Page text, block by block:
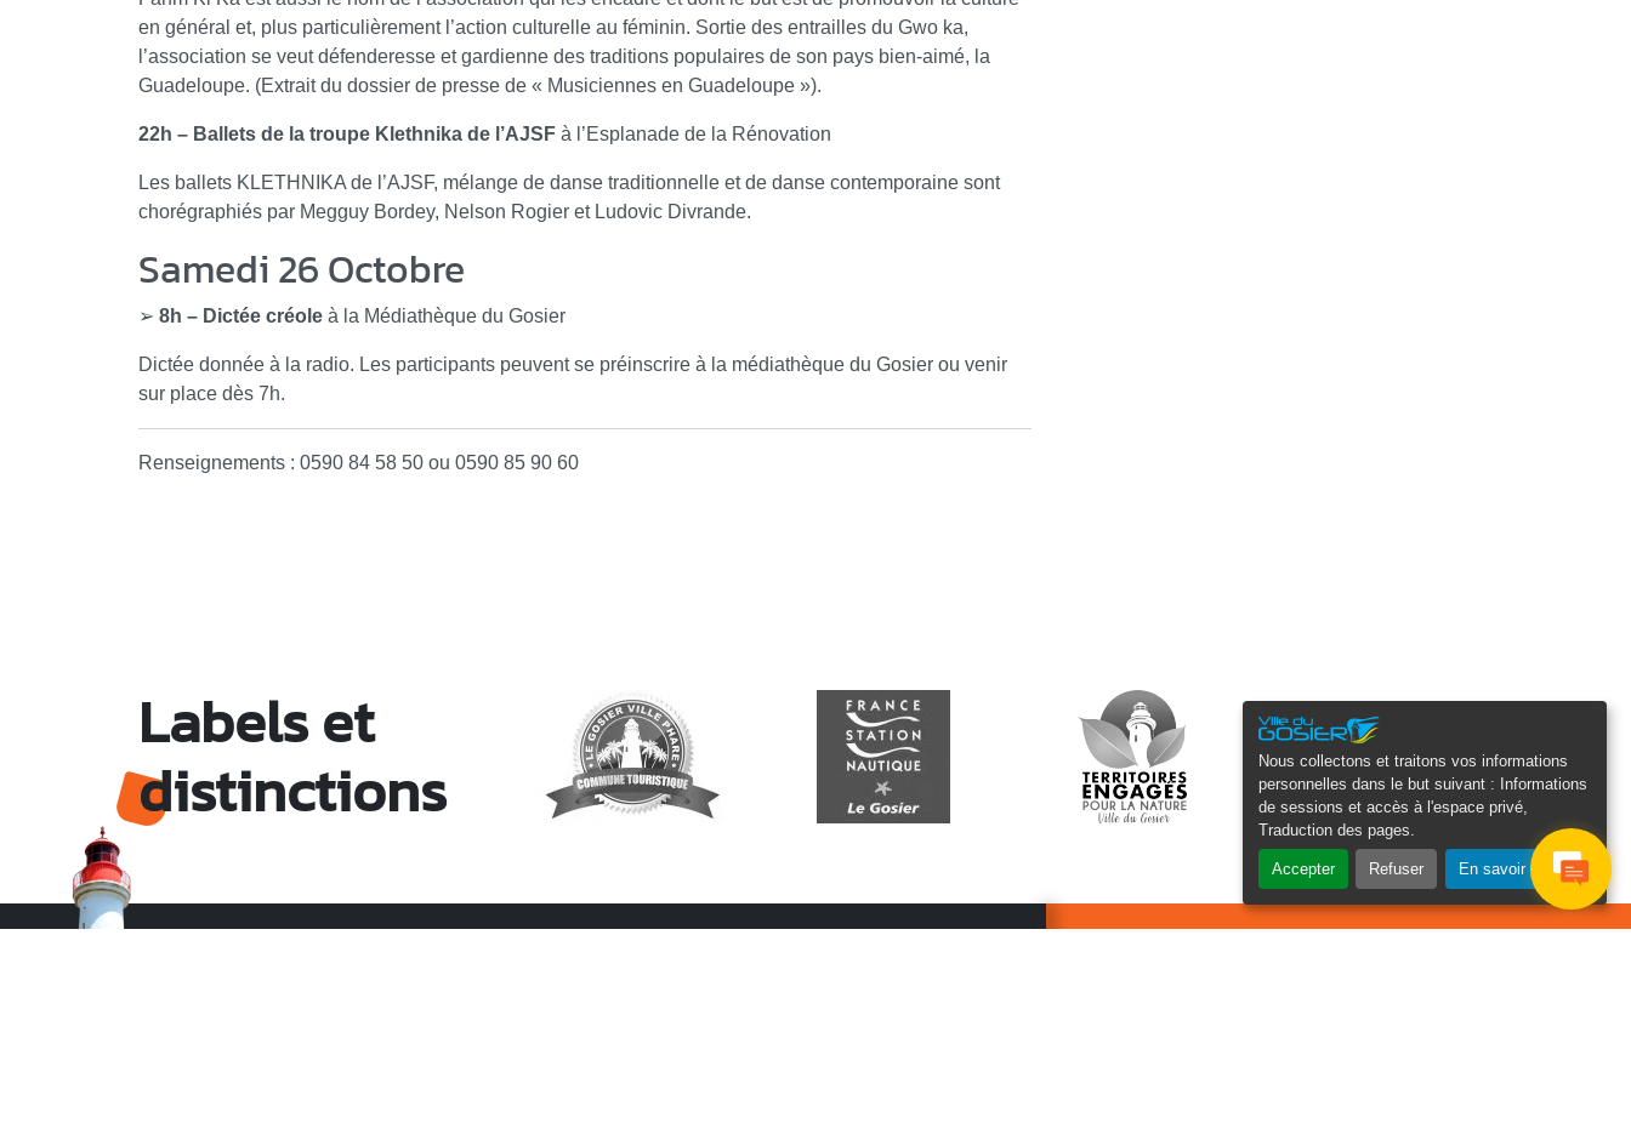
Nous collectons et traitons vos informations
personnelles dans le but suivant :
Informations
de sessions et accès à l'espace privé,
Traduction des pages
Accepter Refuser En savoir plus
en général et, plus particulièrement l’action culturelle au féminin. Sortie des entrailles du Gwo ka,
l’association se veut défenderesse et gardienne des traditions populaires de son pays bien-aimé, la
Guadeloupe. (Extrait du dossier de presse de « Musiciennes en Guadeloupe »).
22h – Ballets de la troupe Klethnika de l’AJSF à l’Esplanade de la Rénovation
Les ballets KLETHNIKA de l’AJSF, mélange de danse traditionnelle et de danse contemporaine sont
chorégraphiés par Megguy Bordey, Nelson Rogier et Ludovic Divrande.
Samedi 26 Octobre
➢ 8h – Dictée créole à la Médiathèque du Gosier
Dictée donnée à la radio. Les participants peuvent se préinscrire à la médiathèque du Gosier ou venir
sur place dès 7h.
Renseignements : 0590 84 58 50 ou 0590 85 90 60
Labels et
distinctions